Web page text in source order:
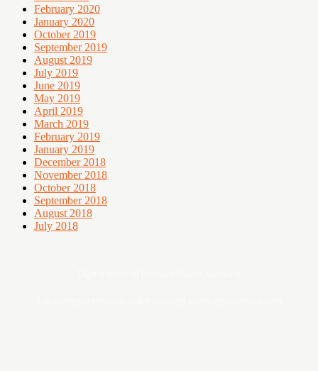
February 2020
January 2020
October 2019
September 2019
August 2019
July 2019
June 2019
May 2019
April 2019
March 2019
February 2019
January 2019
December 2018
November 2018
October 2018
September 2018
August 2018
July 2018